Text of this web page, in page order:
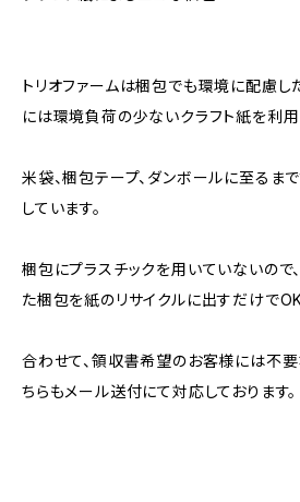
トリオファームは梱包でも環境に配慮し
には環境負荷の少ないクラフト紙を利用
米袋、梱包テープ、ダンボールに至るま
しています。
梱包にプラスチックを用いていないので
た梱包を紙のリサイクルに出すだけでOK
合わせて、領収書希望のお客様には不
ちらもメール送付にて対応しております。